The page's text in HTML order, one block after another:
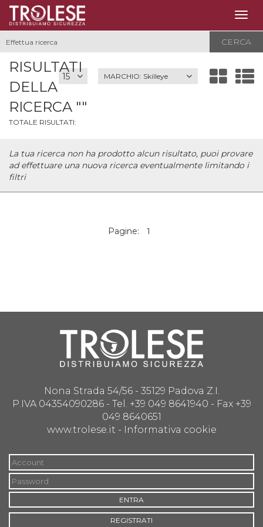
CERCA
MARCHIO: Skilleye
RISULTATI
DELLA
RICERCA ""
TOTALE RISULTATI:
La tua ricerca non ha prodotto alcun risultato, puoi provare
ad effettuare una nuova ricerca eventualmente limitando i
filtri
Pagine: 1
Nona Strada 54/56 - 35129 Padova Z.I.
P.IVA 04354090286 - Tel. +39 049 8641940 - Fax +39
049 8640651
www.trolese.it - Informativa cookie
ENTRA
REGISTRATI